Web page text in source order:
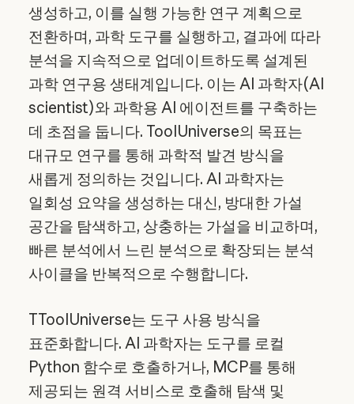
생성하고, 이를 실행 가능한 연구 계획으로
전환하며, 과학 도구를 실행하고, 결과에 따라
분석을 지속적으로 업데이트하도록 설계된
과학 연구용 생태계입니다. 이는 AI 과학자(AI
scientist)와 과학용 AI 에이전트를 구축하는
데 초점을 둡니다. ToolUniverse의 목표는
대규모 연구를 통해 과학적 발견 방식을
새롭게 정의하는 것입니다. AI 과학자는
일회성 요약을 생성하는 대신, 방대한 가설
공간을 탐색하고, 상충하는 가설을 비교하며,
빠른 분석에서 느린 분석으로 확장되는 분석
사이클을 반복적으로 수행합니다.
TToolUniverse는 도구 사용 방식을
표준화합니다. AI 과학자는 도구를 로컬
Python 함수로 호출하거나, MCP를 통해
제공되는 원격 서비스로 호출해 탐색 및